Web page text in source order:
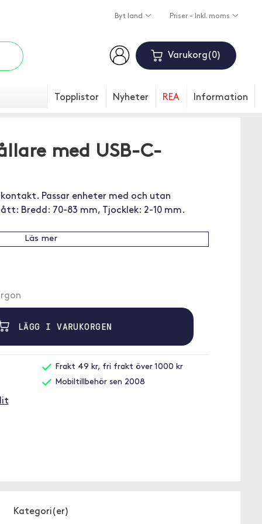
Byt land Priser - Inkl. moms
Varukorg 0
Topplistor Nyheter REA Information
med USB-C-
Passar enheter med och utan
Bredd: 70-83 mm, Tjocklek: 2-10 mm.
Läs mer
LÄGG I VARUKORGEN
Frakt 49 kr, fri frakt över 1000 kr
Mobiltillbehör sen 2008
Kategori(er)